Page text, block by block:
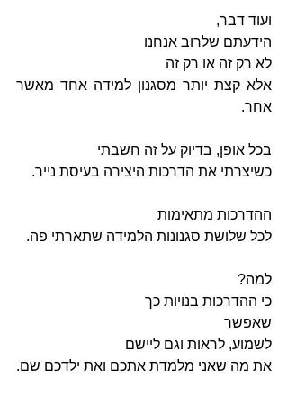
ועוד דבר,
הידעתם שלרוב אנחנו
לא רק זה או רק זה
אחר.
בכל אופן, בדיוק על זה חשבתי
כשיצרתי את הדרכות היצירה בעיסת נייר.
ההדרכות מתאימות
לכל שלושת סגנונות הלמידה שתארתי פה.
למה?
כי ההדרכות בנויות כך
שאפשר
לשמוע, לראות וגם ליישם
את מה שאני מלמדת אתכם ואת ילדכם שם.